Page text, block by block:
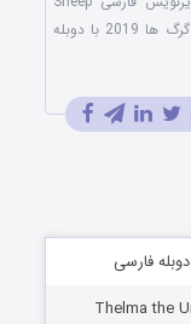
دانلود کارتون گوسفندان و گرگ ها 2019 با دوبله